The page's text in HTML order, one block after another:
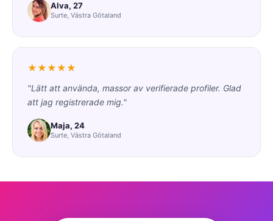
Alva, 27
Surte, Västra Götaland
★★★★★
"Lätt att använda, massor av verifierade profiler. Glad
att jag registrerade mig."
Maja, 24
Surte, Västra Götaland